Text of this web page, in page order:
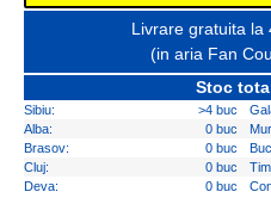
Livrare gratuita la
(in aria Fan
Stoc
Sibiu: >4 buc
Alba:
0 buc
Brasov:
0 buc
Cluj:
0 buc
Deva:
0 buc